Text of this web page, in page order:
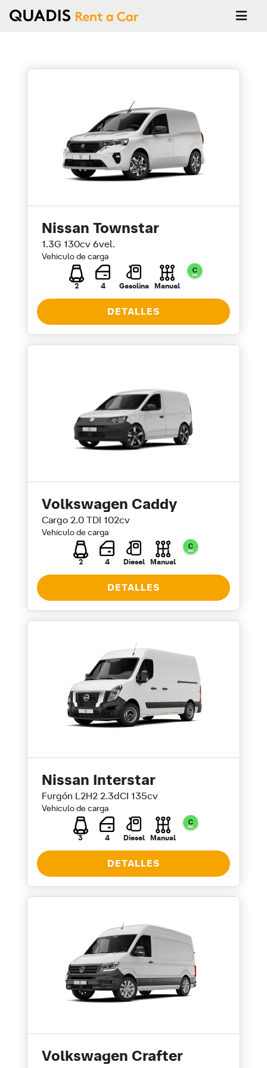
Nissan Townstar
1.3G 130cv 6vel.
Vehiculo de carga
2 4 Gasolina Manual
DETALLES
Volkswagen Caddy
Cargo 2.0 TDI 102cv
Vehiculo de carga
2 4 Diesel Manual
DETALLES
Nissan Interstar
Furgón L2H2 2.3dCI 135cv
Vehiculo de carga
3 4 Diesel Manual
DETALLES
Volkswagen Crafter